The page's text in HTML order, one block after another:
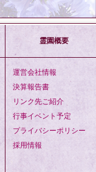
霊園概要
運営会社情報
決算報告書
リンク先ご紹介
行事イベント予定
プライバシーポリシー
採用情報